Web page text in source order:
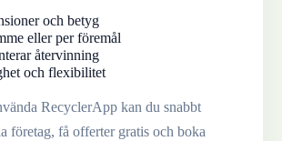
och betyg
eller per föremål
återvinning
och flexibilitet
RecyclerApp kan du snabbt
företag, få offerter gratis och boka